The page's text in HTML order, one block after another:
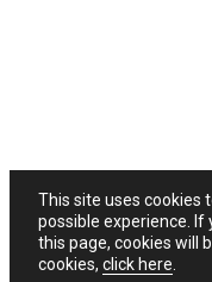
This site uses cookies
possible experience.
this page, cookies will
cookies, click here